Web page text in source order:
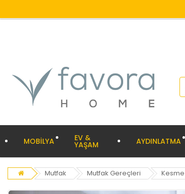
MOBİLYA EV &
YAŞAM AYDINLATMA
Mutfak Mutfak Gereçleri Kesme